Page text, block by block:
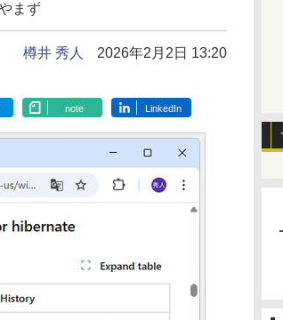
まず
樽井 秀人 2026年2月2日 13:20
note LinkedIn